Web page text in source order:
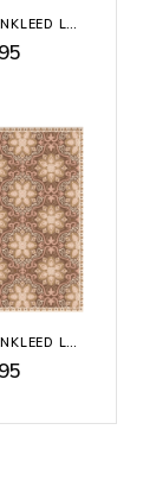
BUITENKLEED LA VIE DE MÉLANIE